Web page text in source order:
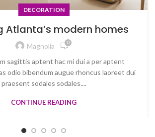
DECORATION
Atlanta’s modern homes
Magnolia 0
sagittis aptent hac mi dui a per aptent
odio bibendum augue rhoncus laoreet dui
praesent sodales sodales....
CONTINUE READING